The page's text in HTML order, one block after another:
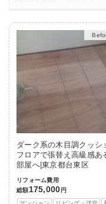
ダーク系の木目調クッシ
フロアで張替え高級感あ
部屋へ|東京都台東区
リフォーム費用
総額175,000 円